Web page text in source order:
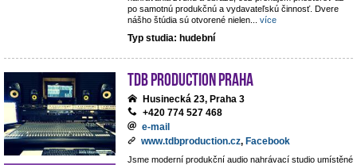
po samotnú produkčnú a vydavateľskú činnosť. Dvere
nášho štúdia sú otvorené nielen
více
Typ studia: hudební
TdB Production Praha
Husinecká 23, Praha 3
+420 774 527 468
e-mail
www.tdbproduction.cz, Facebook
Jsme moderní produkční audio nahrávací studio umístěné